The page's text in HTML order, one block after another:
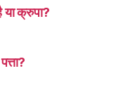
या क्रुपा?